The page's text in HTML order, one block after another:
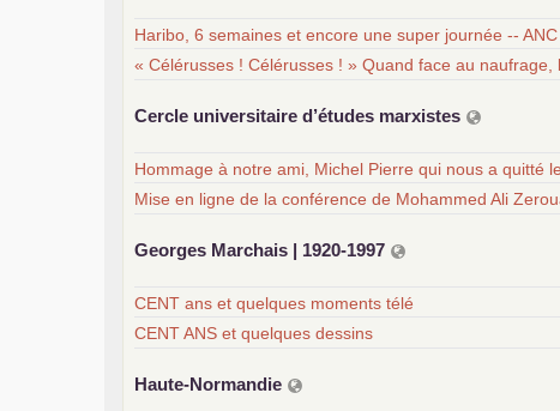
Haribo, 6 semaines et encore une super journée -- ANC
« Célérusses ! Célérusses ! » Quand face au
Cercle universitaire d’études marxistes
Hommage à notre ami, Michel Pierre qui nous a quitté
Mise en ligne de la conférence de Mohammed Ali
Georges Marchais | 1920-1997
CENT ans et quelques moments télé
CENT ANS et quelques dessins
Haute-Normandie